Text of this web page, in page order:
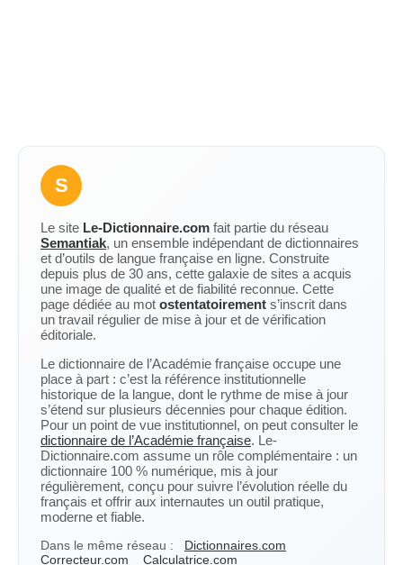
S
Le site Le-Dictionnaire.com fait partie du réseau
Semantiak, un ensemble indépendant de dictionnaires
et d’outils de langue française en ligne. Construite
depuis plus de 30 ans, cette galaxie de sites a acquis
une image de qualité et de fiabilité reconnue. Cette
page dédiée au mot ostentatoirement s’inscrit dans
un travail régulier de mise à jour et de vérification
éditoriale.
Le dictionnaire de l’Académie française occupe une
place à part : c’est la référence institutionnelle
historique de la langue, dont le rythme de mise à jour
s’étend sur plusieurs décennies pour chaque édition.
Pour un point de vue institutionnel, on peut consulter le
dictionnaire de l’Académie française. Le-
Dictionnaire.com assume un rôle complémentaire : un
dictionnaire 100 % numérique, mis à jour
régulièrement, conçu pour suivre l’évolution réelle du
français et offrir aux internautes un outil pratique,
moderne et fiable.
Dans le même réseau :
Dictionnaires.com
Correcteur.com
Calculatrice.com